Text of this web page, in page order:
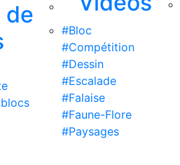
de
#Bloc
#Compétition
#Dessin
#Escalade
#Falaise
#Faune-Flore
#Paysages